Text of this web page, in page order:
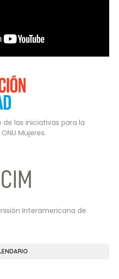
las iniciativas para la
Mujeres.
Interamericana de